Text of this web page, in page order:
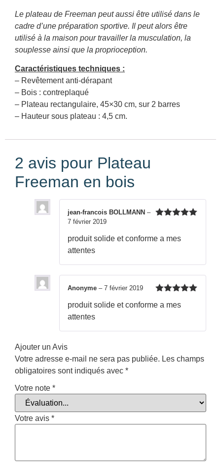
Le plateau de Freeman peut aussi être utilisé dans le
cadre d’une préparation sportive. Il peut alors être
utilisé à la maison pour travailler la musculation, la
souplesse ainsi que la proprioception.
Caractéristiques techniques :
– Revêtement anti-dérapant
– Bois : contreplaqué
– Plateau rectangulaire, 45×30 cm, sur 2 barres
– Hauteur sous plateau : 4,5 cm.
2 avis pour Plateau
Freeman en bois
jean-francois BOLLMANN –
7 février 2019
produit solide et conforme a mes
attentes
5
Anonyme – 7 février 2019
produit solide et conforme a mes
attentes
Ajouter un Avis
Votre adresse e-mail ne sera pas publiée. Les champs
obligatoires sont indiqués avec *
Votre note *
Votre avis *